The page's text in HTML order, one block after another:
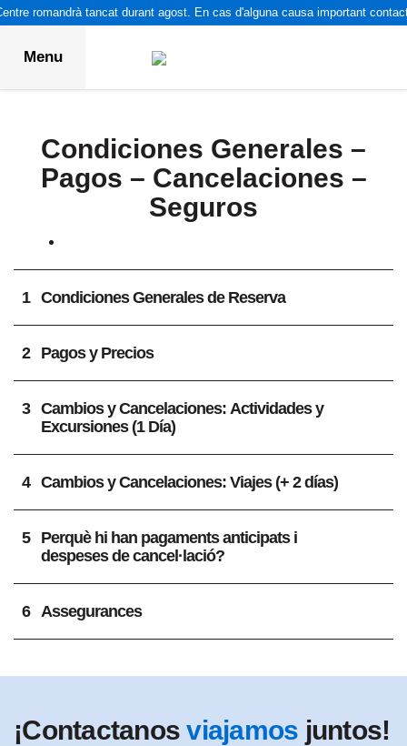
romandrà tancat durant agost. En cas d'alguna causa important
Menu
Condiciones Generales –
Pagos – Cancelaciones –
Seguros
1 Condiciones Generales de Reserva
2 Pagos y Precios
3
Cambios y Cancelaciones: Actividades y
Excursiones (1 Día)
4 Cambios y Cancelaciones: Viajes (+ 2 días)
5
Perquè hi han pagaments anticipats i
despeses de cancel·lació?
6 Assegurances
¡Contactanosviajamos juntos!